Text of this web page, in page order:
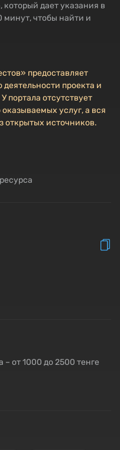
дает указания в
минут, чтобы найти и
предоставляет
проекта и
портала отсутствует
услуг, а вся
открытых источников.
– от 1000 до 2500 тенге